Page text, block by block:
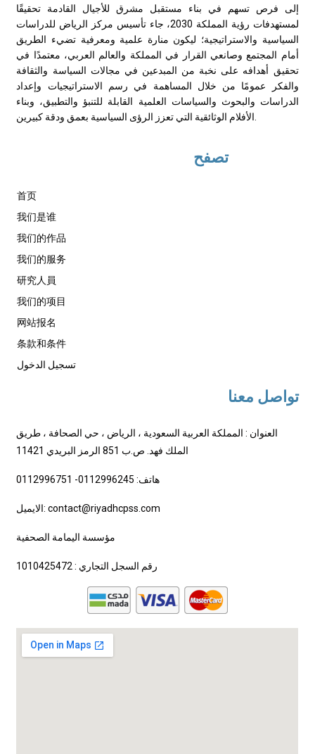
إلى فرص تسهم في بناء مستقبل مشرق للأجيال القادمة تحقيقًا
لمستهدفات رؤية المملكة 2030، جاء تأسيس مركز الرياض للدراسات
السياسية والاستراتيجية؛ ليكون منارة علمية ومعرفية تضيء الطريق
أمام المجتمع وصانعي القرار في المملكة والعالم العربي، معتمدًا في
تحقيق أهدافه على نخبة من المبدعين في مجالات السياسة والثقافة
والفكر عمومًا من خلال المساهمة في رسم الاستراتيجيات وإعداد
الدراسات والبحوث والسياسات العلمية القابلة للتنبؤ والتطبيق، وبناء
تصفح
首页
我们是谁
我们的作品
我们的服务
研究人員
我们的项目
网站报名
条款和条件
تسجيل الدخول
تواصل معنا
العنوان : المملكة العربية السعودية ، الرياض ، حي الصحافة ، طريق
الملك فهد. ص.ب 851 الرمز البريدي 11421
هاتف: 0112996245- 0112996751
الايميل: contact@riyadhcpss.com
مؤسسة اليمامة الصحفية
رقم السجل التجاري : 1010425472